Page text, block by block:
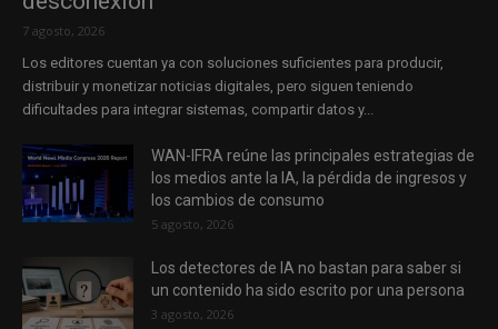
7 agosto, 2026
Los editores cuentan ya con soluciones suficientes para producir,
distribuir y monetizar noticias digitales, pero siguen teniendo
dificultades para integrar sistemas, compartir datos y...
WAN-IFRA reúne las principales estrategias de
los medios ante la IA, la pérdida de ingresos y
los cambios de consumo
5 agosto, 2026
Los detectores de IA no bastan para saber si
un contenido ha sido escrito por una persona
3 agosto, 2026